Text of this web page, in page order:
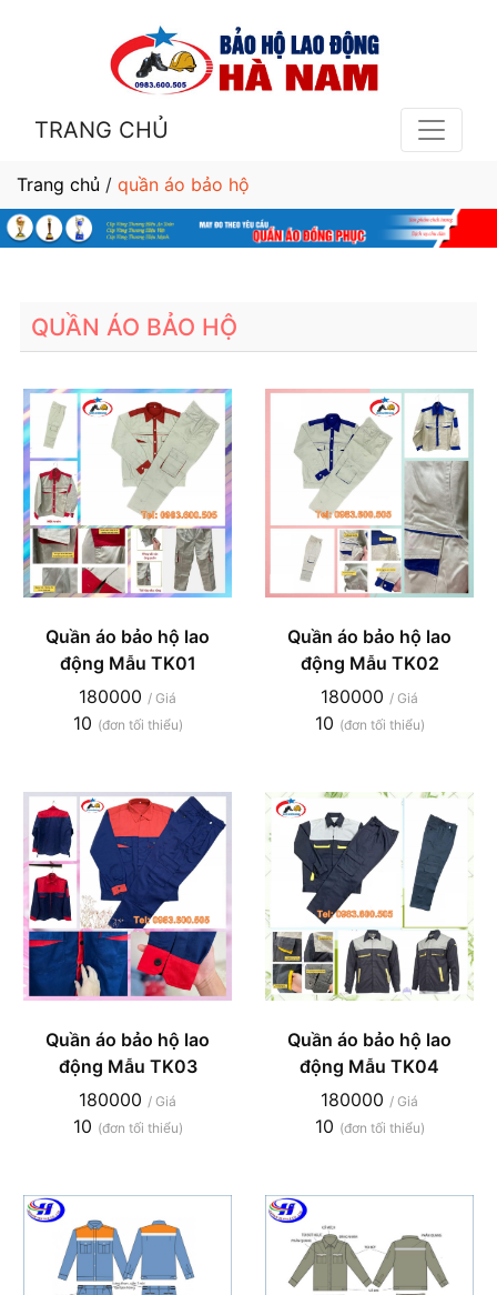
TRANG CHỦ
Trang chủ / quần áo bảo hộ
QUẦN ÁO BẢO HỘ
Quần áo bảo hộ lao
động Mẫu TK01
180000 / Giá
10 (đơn tối thiểu)
Quần áo bảo hộ lao
động Mẫu TK02
180000 / Giá
10 (đơn tối thiểu)
Quần áo bảo hộ lao
động Mẫu TK03
180000 / Giá
10 (đơn tối thiểu)
Quần áo bảo hộ lao
động Mẫu TK04
180000 / Giá
10 (đơn tối thiểu)